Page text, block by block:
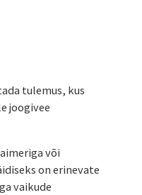
tulemus, kus
joogivee
või
on erinevate
vaikude